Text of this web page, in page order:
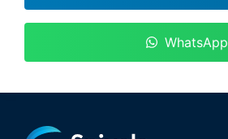
WhatsApp